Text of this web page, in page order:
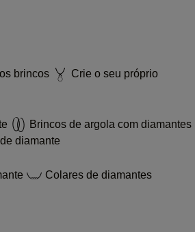
brincos
Crie o seu próprio
Brincos de argola com diamantes
diamante
Colares de diamantes